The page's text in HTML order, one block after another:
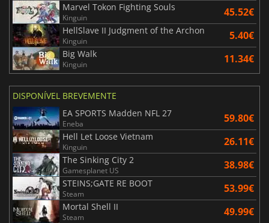
Marvel Tokon Fighting Souls
Kinguin 45.52€
HellSlave II Judgment of the Archon
Kinguin 5.40€
Big Walk
Kinguin 11.34€
DISPONÍVEL BREVEMENTE
EA SPORTS Madden NFL 27
Eneba 59.80€
Hell Let Loose Vietnam
Kinguin 26.11€
The Sinking City 2
Gamesplanet US 38.98€
STEINS;GATE RE BOOT
Steam 53.99€
Mortal Shell II
Steam 49.99€